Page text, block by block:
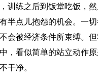
训练之后到饭堂吃饭，
半点儿抱怨的机会。一
会被经济条件所束缚。
，看似简单的站立动作
干净。